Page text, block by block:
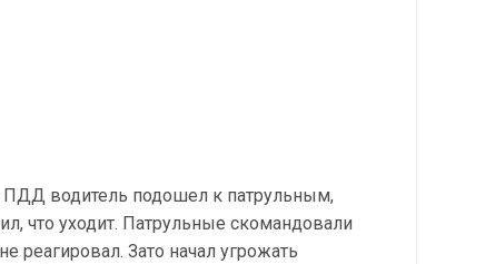
ПДД водитель подошел к патрульным,
что уходит. Патрульные скомандовали
реагировал. Зато начал угрожать